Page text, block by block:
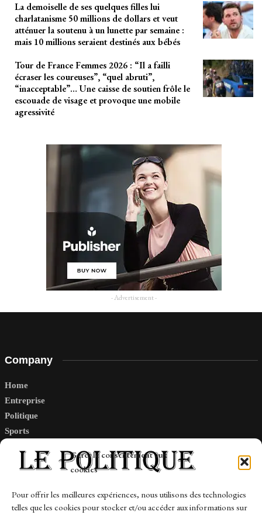
Gérer le consentement aux
cookies
Pour offrir les meilleures expériences, nous utilisons des technologies
telles que les cookies pour stocker et/ou accéder aux informations sur
La demoiselle de ses quelques filles lui
charlatanisme 50 millions de dollars et veut
atténuer la soutenu à un lunette par semaine :
mais 10 millions seraient destinés aux bébés
Tour de France Femmes 2026 : “Il a failli
écraser les coureuses”, “quel abruti”,
“inacceptable”… Une caisse de soutien frôle le
escouade de visage et provoque une mobile
agressivité
- Advertisement -
Company
Home
Entreprise
Politique
Sports